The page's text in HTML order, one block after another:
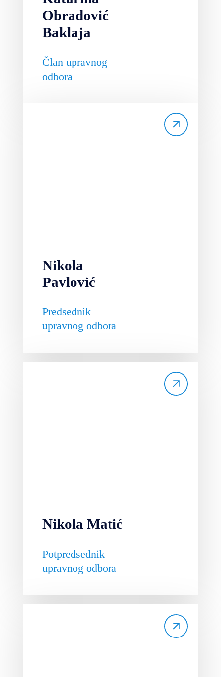
Obradović
Baklaja
Član upravnog
odbora
Nikola
Pavlović
Predsednik
upravnog odbora
Nikola Matić
Potpredsednik
upravnog odbora